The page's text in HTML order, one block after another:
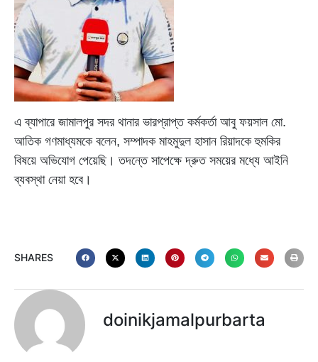
এ ব্যাপারে জামালপুর সদর থানার ভারপ্রাপ্ত কর্মকর্তা আবু ফয়সাল মো.
আতিক গণমাধ্যমকে বলেন, সম্পাদক মাহমুদুল হাসান রিয়াদকে হুমকির
বিষয়ে অভিযোগ পেয়েছি। তদন্তে সাপেক্ষে দ্রুত সময়ের মধ্যে আইনি
ব্যবস্থা নেয়া হবে।
SHARES
doinikjamalpurbarta